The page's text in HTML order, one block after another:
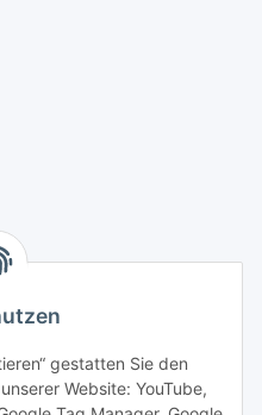
gestatten Sie den
Website: YouTube,